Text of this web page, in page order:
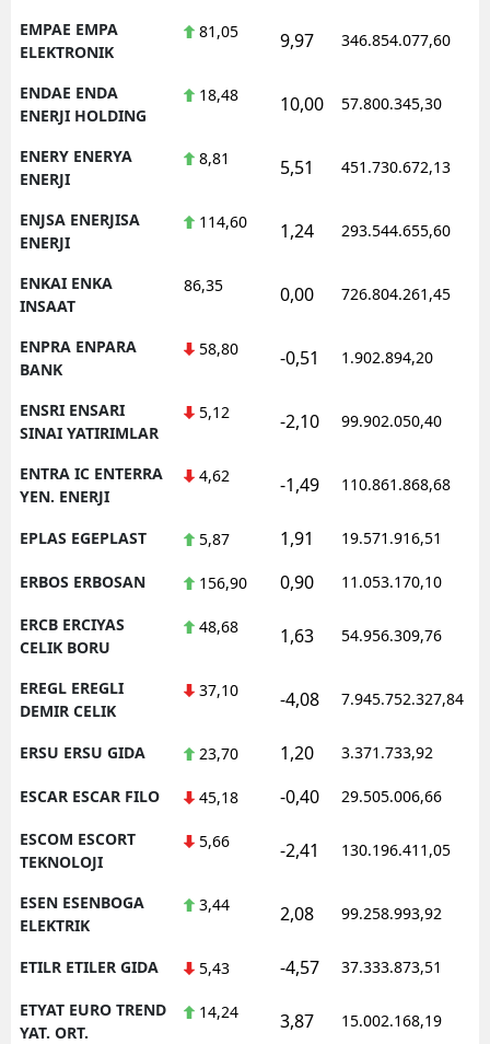
EMPAE EMPA
ELEKTRONIK
81,05 9,97 346.854.077,60
ENDAE ENDA
ENERJI HOLDING
18,48 10,00 57.800.345,30
ENERY ENERYA
ENERJI
8,81 5,51 451.730.672,13
ENJSA ENERJISA
ENERJI
114,60 1,24 293.544.655,60
ENKAI ENKA
INSAAT
86,35 0,00 726.804.261,45
ENPRA ENPARA
BANK
58,80 -0,51 1.902.894,20
ENSRI ENSARI
SINAI YATIRIMLAR
5,12 -2,10 99.902.050,40
ENTRA IC ENTERRA
YEN. ENERJI
4,62 -1,49 110.861.868,68
EPLAS EGEPLAST 5,87 1,91 19.571.916,51
ERBOS ERBOSAN 156,90 0,90 11.053.170,10
ERCB ERCIYAS
CELIK BORU
48,68 1,63 54.956.309,76
EREGL EREGLI
DEMIR CELIK
37,10 -4,08 7.945.752.327,84
ERSU ERSU GIDA 23,70 1,20 3.371.733,92
ESCAR ESCAR FILO 45,18 -0,40 29.505.006,66
ESCOM ESCORT
TEKNOLOJI
5,66 -2,41 130.196.411,05
ESEN ESENBOGA
ELEKTRIK
3,44 2,08 99.258.993,92
ETILR ETILER GIDA 5,43 -4,57 37.333.873,51
ETYAT EURO TREND
YAT. ORT.
14,24 3,87 15.002.168,19